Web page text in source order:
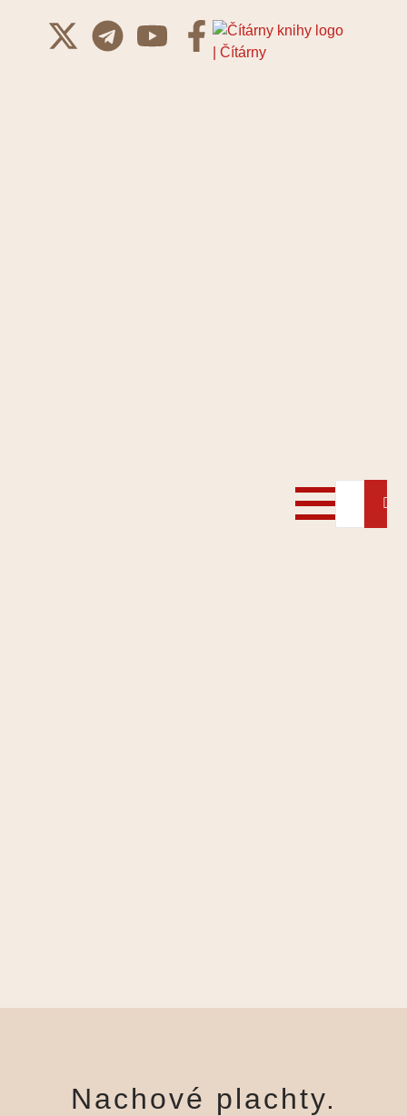
Nachové plachty.